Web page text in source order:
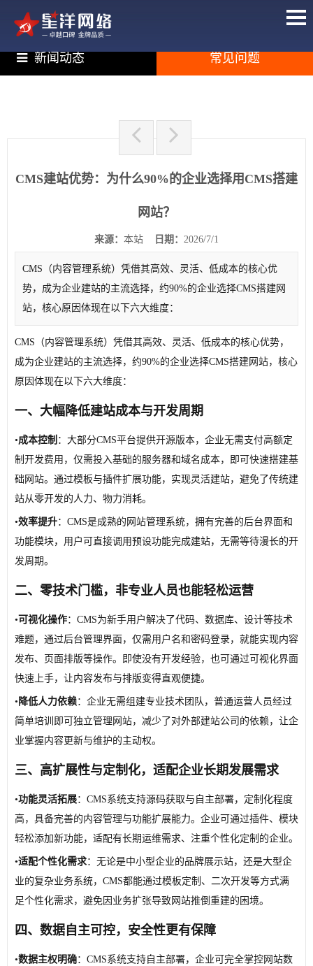
新闻动态 常见问题
CMS建站优势：为什么90%的企业选择用CMS搭建
网站？
来源： 本站 日期： 2026/7/1
CMS（内容管理系统）凭借其高效、灵活、低成本的核心优
势，成为企业建站的主流选择，约90%的企业选择CMS搭建网
站，核心原因体现在以下六大维度：
CMS（内容管理系统）凭借其高效、灵活、低成本的核心优势，
成为企业建站的主流选择，约90%的企业选择CMS搭建网站，核心
原因体现在以下六大维度：
一、 大幅降低建站成本与开发周期
•成本控制 ：大部分CMS平台提供开源版本，企业无需支付高额定
制开发费用，仅需投入基础的服务器和域名成本，即可快速搭建基
础网站。通过模板与插件扩展功能，实现灵活建站，避免了传统建
站从零开发的人力、物力消耗。
•效率提升：CMS是成熟的网站管理系统，拥有完善的后台界面和
功能模块，用户可直接调用预设功能完成建站，无需等待漫长的开
发周期。
二、 零技术门槛，非专业人员也能轻松运营
• 可视化操作：CMS为新手用户解决了代码、数据库、设计等技术
难题，通过后台管理界面，仅需用户名和密码登录，就能实现内容
发布、页面排版等操作。即使没有开发经验，也可通过可视化界面
快速上手，让内容发布与排版变得直观便捷。
• 降低人力依赖：企业无需组建专业技术团队，普通运营人员经过
简单培训即可独立管理网站，减少了对外部建站公司的依赖，让企
业掌握内容更新与维护的主动权。
三、 高扩展性与定制化，适配企业长期发展需求
•功能灵活拓展：CMS系统支持源码获取与自主部署，定制化程度
高，具备完善的内容管理与功能扩展能力。企业可通过插件、模块
轻松添加新功能，适配有长期运维需求、注重个性化定制的企业。
•适配个性化需求：无论是中小型企业的品牌展示站，还是大型企
业的复杂业务系统，CMS都能通过模板定制、二次开发等方式满
足个性化需求，避免因业务扩张导致网站推倒重建的困境。
四、 数据自主可控，安全性更有保障
•数据主权明确：CMS系统支持自主部署，企业可完全掌控网站数